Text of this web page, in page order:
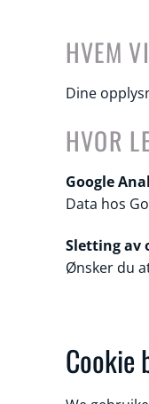
HVEM
Dine
HVOR
Google
Data hos
Sletting av
Ønsker du
Cookie